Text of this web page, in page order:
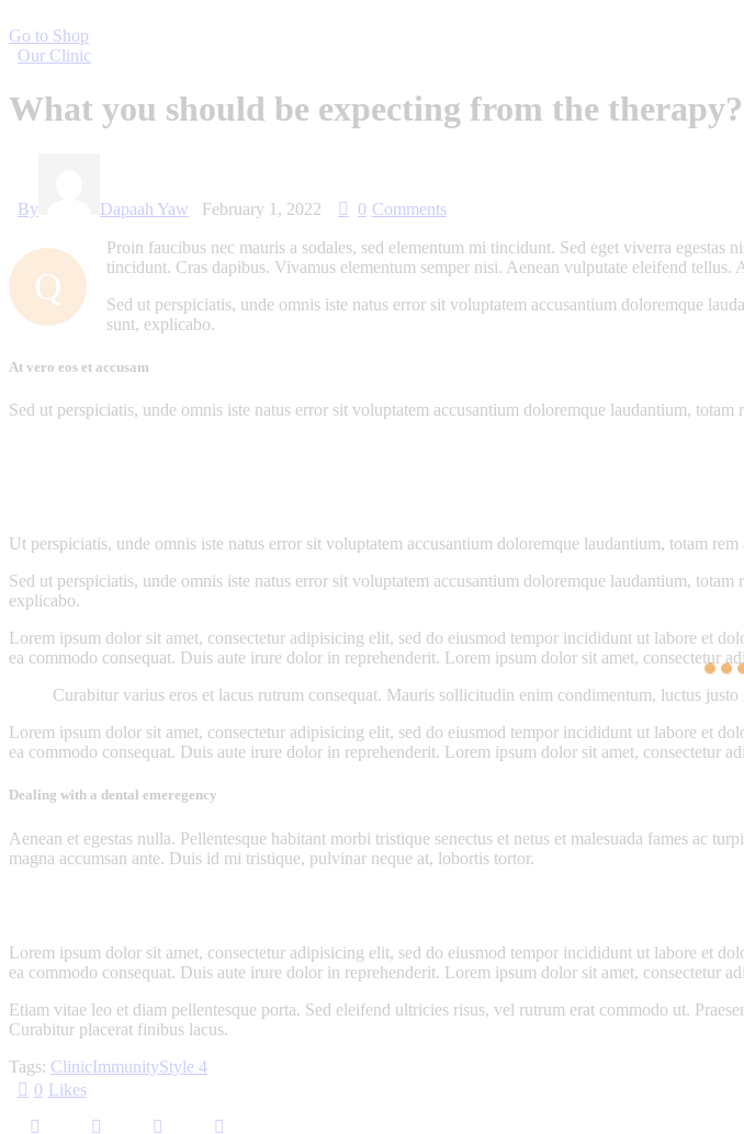
Go to Shop
Our Clinic
What you should be expecting from the therapy?
By Dapaah Yaw February 1, 2022 0 Comments
Q
Proin faucibus nec mauris a sodales, sed elementum mi tincidunt. Sed eget viverra
tincidunt. Cras dapibus. Vivamus elementum semper nisi. Aenean vulputate eleifend
Sed ut perspiciatis, unde omnis iste natus error sit voluptatem accusantium doloremque
sunt, explicabo.
At vero eos et accusam
Sed ut perspiciatis, unde omnis iste natus error sit voluptatem accusantium doloremque laudantium,
Ut perspiciatis, unde omnis iste natus error sit voluptatem accusantium doloremque laudantium, totam
Sed ut perspiciatis, unde omnis iste natus error sit voluptatem accusantium doloremque laudantium,
explicabo.
Lorem ipsum dolor sit amet, consectetur adipisicing elit, sed do eiusmod tempor incididunt ut labore et
ea commodo consequat. Duis aute irure dolor in reprehenderit. Lorem ipsum dolor sit amet, consectetur
Curabitur varius eros et lacus rutrum consequat. Mauris sollicitudin enim condimentum, luctus justo
Lorem ipsum dolor sit amet, consectetur adipisicing elit, sed do eiusmod tempor incididunt ut labore et
ea commodo consequat. Duis aute irure dolor in reprehenderit. Lorem ipsum dolor sit amet, consectetur
Dealing with a dental emeregency
Aenean et egestas nulla. Pellentesque habitant morbi tristique senectus et netus et malesuada fames ac
magna accumsan ante. Duis id mi tristique, pulvinar neque at, lobortis tortor.
Lorem ipsum dolor sit amet, consectetur adipisicing elit, sed do eiusmod tempor incididunt ut labore et
ea commodo consequat. Duis aute irure dolor in reprehenderit. Lorem ipsum dolor sit amet, consectetur
Etiam vitae leo et diam pellentesque porta. Sed eleifend ultricies risus, vel rutrum erat commodo ut.
Curabitur placerat finibus lacus.
Tags: ClinicImmunityStyle 4
0 Likes